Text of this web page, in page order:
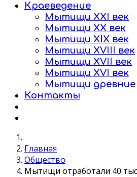
Краеведение
Мытищи XXI век
Мытищи XX век
Мытищи XIX век
Мытищи XVIII век
Мытищи XVII век
Мытищи XVI век
Мытищи древние
Контакты
Главная
Общество
Мытищи отработали 40